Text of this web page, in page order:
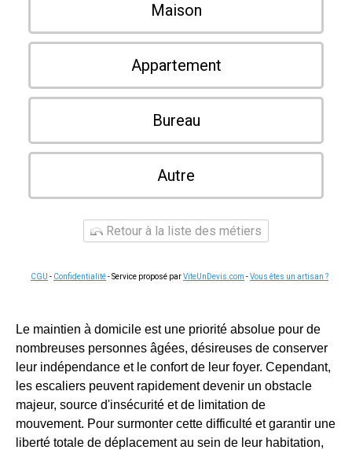
Maison
Appartement
Bureau
Autre
Retour à la liste des métiers
CGU - Confidentialité- Service proposé parViteUnDevis.com -Vous êtes un artisan ?
Le maintien à domicile est une priorité absolue pour de
nombreuses personnes âgées, désireuses de conserver
leur indépendance et le confort de leur foyer. Cependant,
les escaliers peuvent rapidement devenir un obstacle
majeur, source d'insécurité et de limitation de
mouvement. Pour surmonter cette difficulté et garantir une
liberté totale de déplacement au sein de leur habitation,